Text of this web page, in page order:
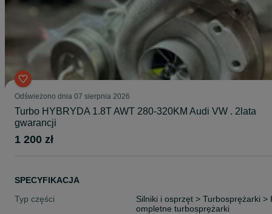
Odświeżono dnia 07 sierpnia 2026
Turbo HYBRYDA 1.8T AWT 280-320KM Audi VW . 2lata
gwarancji
1 200 zł
SPECYFIKACJA
Typ części
Silniki i osprzęt > Turbosprężarki >
ompletne turbosprężarki